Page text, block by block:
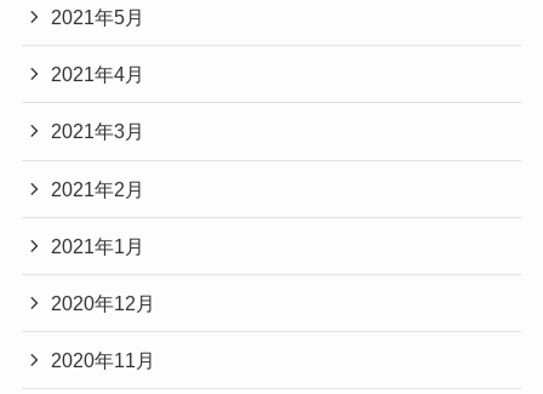
2021年5月
2021年4月
2021年3月
2021年2月
2021年1月
2020年12月
2020年11月